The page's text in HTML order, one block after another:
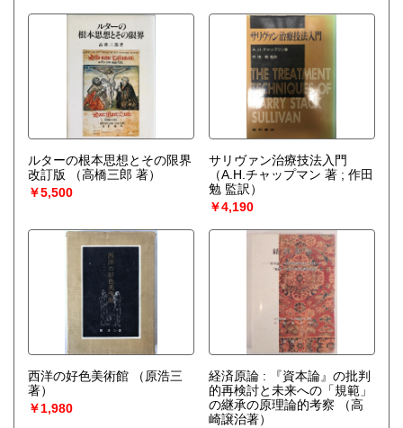
ルターの根本思想とその限界
改訂版
（高橋三郎 著）
￥5,500
サリヴァン治療技法入門
（A.H.チャップマン 著 ; 作田
勉 監訳）
￥4,190
西洋の好色美術館
（原浩三
著）
￥1,980
経済原論 : 『資本論』の批判
的再検討と未来への「規範」
の継承の原理論的考察
（高
崎譲治著）